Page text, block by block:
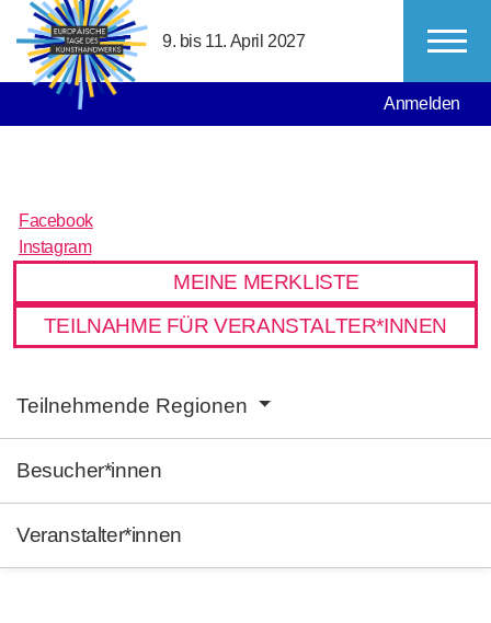
Direkt zum Inhalt
9. bis 11. April 2027
MAIN NAVIGATION USER
Anmelden
FacebookFacebook
InstagramInstagram
MEINE MERKLISTE
TEILNAHME FÜR VERANSTALTER*INNEN
Teilnehmende Regionen
Besucher*innen
Veranstalter*innen